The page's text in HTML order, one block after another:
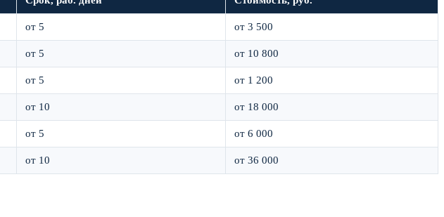
от 5 от 3 500
от 5 от 10 800
от 5 от 1 200
от 10 от 18 000
от 5 от 6 000
от 10 от 36 000